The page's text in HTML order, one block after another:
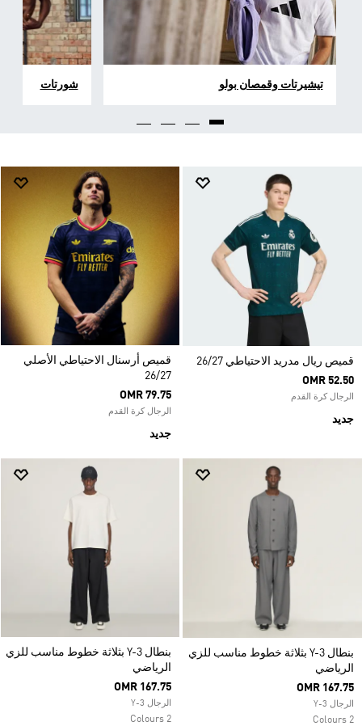
تيشيرتات وقمصان بولو شورتات
قميص ريال مدريد الاحتياطي 26/27
OMR 52.50
الرجال كرة القدم
جديد
قميص أرسنال الاحتياطي الأصلي
26/27
OMR 79.75
الرجال كرة القدم
جديد
بنطال Y-3 بثلاثة خطوط مناسب للزي
الرياضي
OMR 167.75
الرجال Y-3
2 Colours
بنطال Y-3 بثلاثة خطوط مناسب للزي
الرياضي
OMR 167.75
الرجال Y-3
2 Colours